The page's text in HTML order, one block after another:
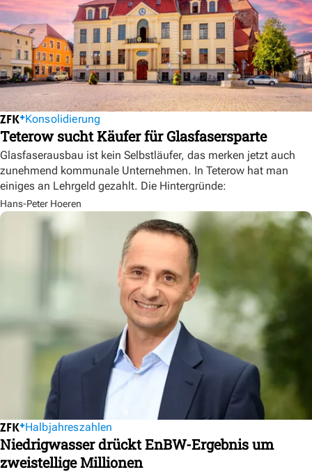
Konsolidierung
Teterow sucht Käufer für Glasfasersparte
Glasfaserausbau ist kein Selbstläufer, das merken jetzt auch
zunehmend kommunale Unternehmen. In Teterow hat man
einiges an Lehrgeld gezahlt. Die Hintergründe:
Hans-Peter Hoeren
Halbjahreszahlen
Niedrigwasser drückt EnBW-Ergebnis um
zweistellige Millionen